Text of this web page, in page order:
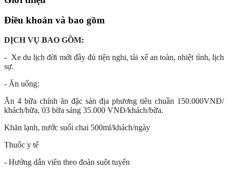
Điều khoản và bao gồm
DỊCH VỤ BAO GỒM:
- Xe du lịch đời mới đầy đủ tiện nghi, tài xế an toàn, nhiệt tình, lịch
sự.
- Ăn uống:
Ăn 4 bữa chính ăn đặc sản địa phương tiêu chuần 150.000VNĐ/
khách/bữa, 03 bữa sáng 35.000 VNĐ/khách/bữa.
Khăn lạnh, nước suối chai 500ml/khách/ngày
Thuốc y tế
- Hướng dẫn viên theo đoàn suôt tuyến